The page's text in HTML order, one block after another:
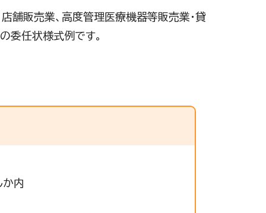
店舗販売業、高度管理医療機器等販売業・貸
委任状様式例です。
内